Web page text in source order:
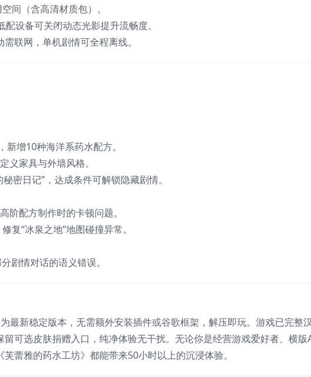
间（含高清材质包）。
设备可关闭动态光影提升流畅度。
需联网，单机剧情可全程离线。
增10种海洋系药水配方。
义家具与外墙风格。
密日记”，达成条件可解锁隐藏剧情。
配方制作时的卡顿问题。
“冰泉之地”地图碰撞异常。
剧情对话的语义错误。
为最新稳定版本，无需额外安装插件或谷歌框架，解压即玩。游戏已完整
可选皮肤捐赠入口，纯净体验无干扰。无论你是经营游戏爱好者、横版
蕾雅的药水工坊》都能带来50小时以上的沉浸体验。